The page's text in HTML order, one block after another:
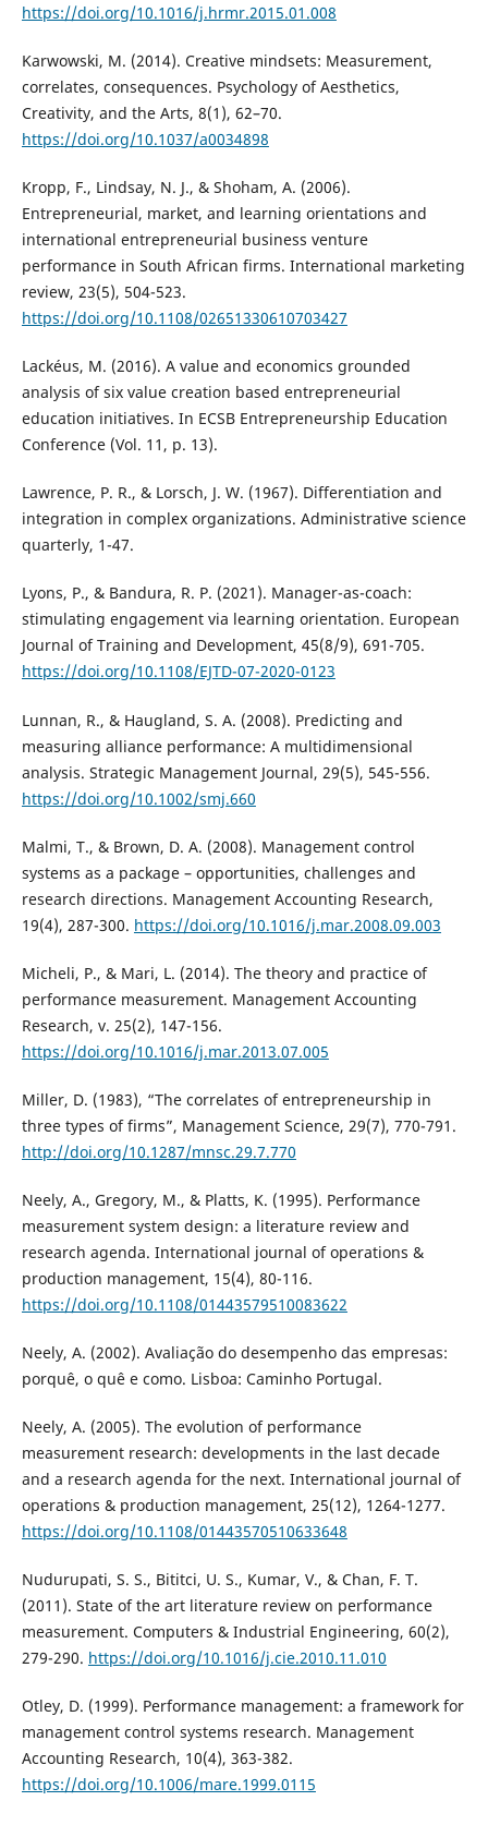
https://doi.org/10.1016/j.hrmr.2015.01.008
Karwowski, M. (2014). Creative mindsets: Measurement,
correlates, consequences. Psychology of Aesthetics,
Creativity, and the Arts, 8(1), 62–70.
https://doi.org/10.1037/a0034898
Kropp, F., Lindsay, N. J., & Shoham, A. (2006).
Entrepreneurial, market, and learning orientations and
international entrepreneurial business venture
performance in South African firms. International marketing
review, 23(5), 504-523.
https://doi.org/10.1108/02651330610703427
Lackéus, M. (2016). A value and economics grounded
analysis of six value creation based entrepreneurial
education initiatives. In ECSB Entrepreneurship Education
Conference (Vol. 11, p. 13).
Lawrence, P. R., & Lorsch, J. W. (1967). Differentiation and
integration in complex organizations. Administrative science
quarterly, 1-47.
Lyons, P., & Bandura, R. P. (2021). Manager-as-coach:
stimulating engagement via learning orientation. European
Journal of Training and Development, 45(8/9), 691-705.
https://doi.org/10.1108/EJTD-07-2020-0123
Lunnan, R., & Haugland, S. A. (2008). Predicting and
measuring alliance performance: A multidimensional
analysis. Strategic Management Journal, 29(5), 545-556.
https://doi.org/10.1002/smj.660
Malmi, T., & Brown, D. A. (2008). Management control
systems as a package – opportunities, challenges and
research directions. Management Accounting Research,
19(4), 287-300. https://doi.org/10.1016/j.mar.2008.09.003
Micheli, P., & Mari, L. (2014). The theory and practice of
performance measurement. Management Accounting
Research, v. 25(2), 147-156.
https://doi.org/10.1016/j.mar.2013.07.005
Miller, D. (1983), “The correlates of entrepreneurship in
three types of firms”, Management Science, 29(7), 770-791.
http://doi.org/10.1287/mnsc.29.7.770
Neely, A., Gregory, M., & Platts, K. (1995). Performance
measurement system design: a literature review and
research agenda. International journal of operations &
production management, 15(4), 80-116.
https://doi.org/10.1108/01443579510083622
Neely, A. (2002). Avaliação do desempenho das empresas:
porquê, o quê e como. Lisboa: Caminho Portugal.
Neely, A. (2005). The evolution of performance
measurement research: developments in the last decade
and a research agenda for the next. International journal of
operations & production management, 25(12), 1264-1277.
https://doi.org/10.1108/01443570510633648
Nudurupati, S. S., Bititci, U. S., Kumar, V., & Chan, F. T.
(2011). State of the art literature review on performance
measurement. Computers & Industrial Engineering, 60(2),
279-290. https://doi.org/10.1016/j.cie.2010.11.010
Otley, D. (1999). Performance management: a framework for
management control systems research. Management
Accounting Research, 10(4), 363-382.
https://doi.org/10.1006/mare.1999.0115